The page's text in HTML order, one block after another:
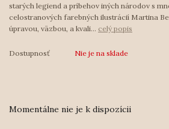
starých legiend a príbehov iných národov s
celostranových farebných ilustrácií Martina
úpravou, väzbou, a kvali... celý popis
Dostupnosť Nie je na sklade
Momentálne nie je k dispozícii